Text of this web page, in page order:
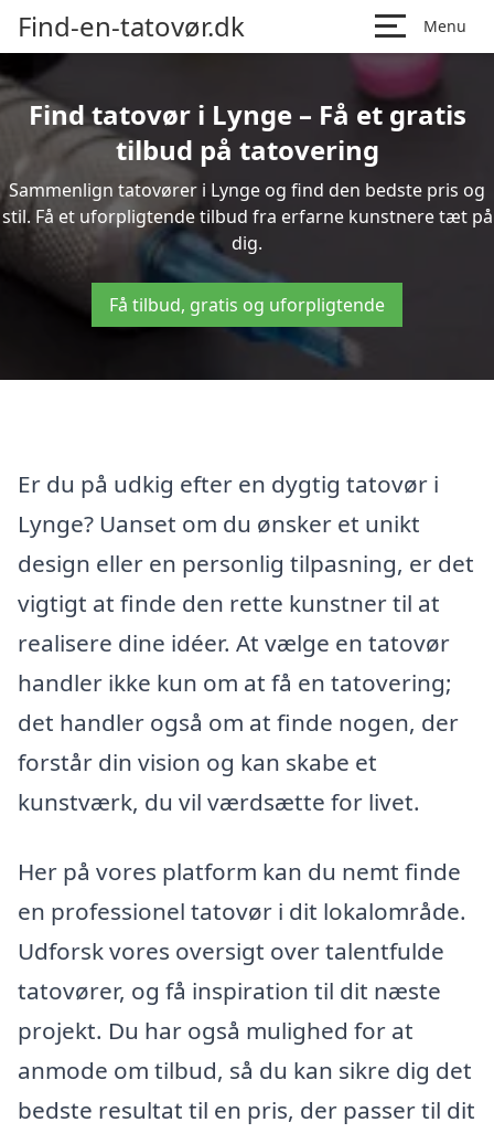
Find-en-tatovør.dk Menu
Find tatovør i Lynge – Få et gratis
tilbud på tatovering
Sammenlign tatovører i Lynge og find den bedste pris og
stil. Få et uforpligtende tilbud fra erfarne kunstnere tæt på
dig.
Få tilbud, gratis og uforpligtende
Er du på udkig efter en dygtig tatovør i
Lynge? Uanset om du ønsker et unikt
design eller en personlig tilpasning, er det
vigtigt at finde den rette kunstner til at
realisere dine idéer. At vælge en tatovør
handler ikke kun om at få en tatovering;
det handler også om at finde nogen, der
forstår din vision og kan skabe et
kunstværk, du vil værdsætte for livet.
Her på vores platform kan du nemt finde
en professionel tatovør i dit lokalområde.
Udforsk vores oversigt over talentfulde
tatovører, og få inspiration til dit næste
projekt. Du har også mulighed for at
anmode om tilbud, så du kan sikre dig det
bedste resultat til en pris, der passer til dit